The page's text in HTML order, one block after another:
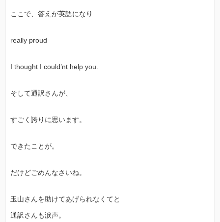
ここで、答えが英語になり
really proud
I thought I could’nt help you.
そして通訳さんが、
すごく誇りに思います。
できたことが。
だけどごめんなさいね。
玉山さんを助けてあげられなくてと
通訳さんも涙声。